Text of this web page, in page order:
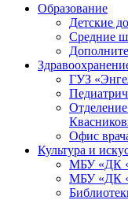
Образование
Детские
Средние
ГУЗ
Офис
Культура и
МБУ «ДК
МБУ «ДК